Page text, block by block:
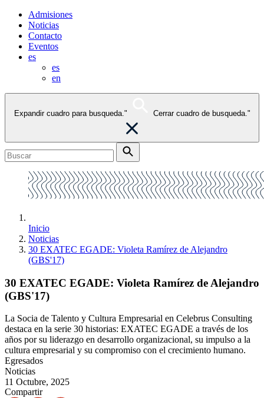
Admisiones
Noticias
Contacto
Eventos
es
es
en
Expandir cuadro para busqueda." Cerrar cuadro de busqueda."
Inicio
Noticias
30 EXATEC EGADE: Violeta Ramírez de Alejandro
(GBS'17)
30 EXATEC EGADE: Violeta Ramírez de Alejandro
(GBS'17)
La Socia de Talento y Cultura Empresarial en Celebrus Consulting
destaca en la serie 30 historias: EXATEC EGADE a través de los
años por su liderazgo en desarrollo organizacional, su impulso a la
cultura empresarial y su compromiso con el crecimiento humano.
Egresados
Noticias
11 Octubre, 2025
Compartir